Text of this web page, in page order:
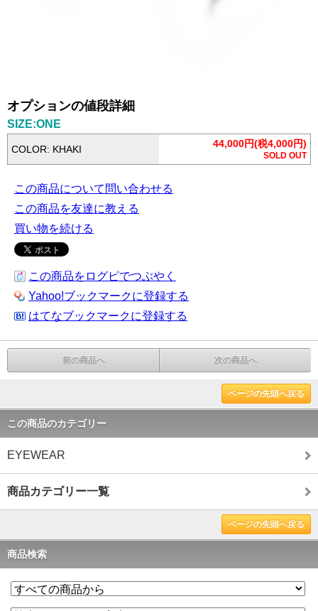
オプションの値段詳細
SIZE:ONE
COLOR: KHAKI 44,000円(税4,000円)
SOLD OUT
この商品について問い合わせる
この商品を友達に教える
買い物を続ける
この商品をログピでつぶやく
Yahoo!ブックマークに登録する
はてなブックマークに登録する
前の商品へ 次の商品へ
ページの先頭へ戻る
この商品のカテゴリー
EYEWEAR
商品カテゴリー一覧
ページの先頭へ戻る
商品検索